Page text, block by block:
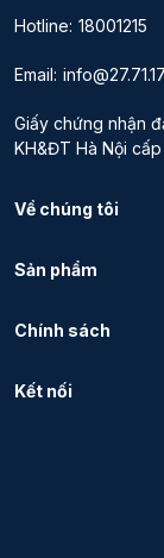
Hotline: 18001215
Email:
Giấy chứng nhận
KH&ĐT Hà Nội
Về chúng tôi
Sản phẩm
Chính sách
Kết nối